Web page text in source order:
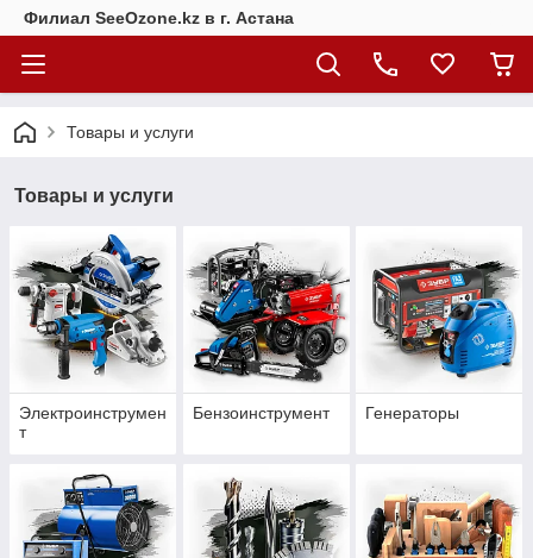
Филиал SeeOzone.kz в г. Астана
Товары и услуги
Товары и услуги
Электроинструмен
т
Бензоинструмент Генераторы